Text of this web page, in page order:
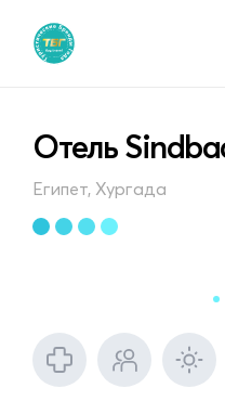
Отель
Египет, Хургада